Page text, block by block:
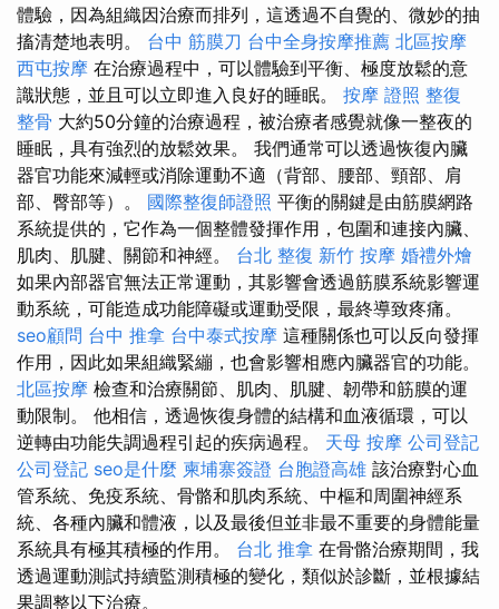
體驗，因為組織因治療而排列，這透過不自覺的、微妙的抽
搐清楚地表明。 台中 筋膜刀 台中全身按摩推薦 北區按摩
西屯按摩 在治療過程中，可以體驗到平衡、極度放鬆的意
識狀態，並且可以立即進入良好的睡眠。 按摩 證照 整復
整骨 大約50分鐘的治療過程，被治療者感覺就像一整夜的
睡眠，具有強烈的放鬆效果。 我們通常可以透過恢復內臟
器官功能來減輕或消除運動不適（背部、腰部、頸部、肩
部、臀部等）。 國際整復師證照 平衡的關鍵是由筋膜網路
系統提供的，它作為一個整體發揮作用，包圍和連接內臟、
肌肉、肌腱、關節和神經。 台北 整復 新竹 按摩 婚禮外燴
如果內部器官無法正常運動，其影響會透過筋膜系統影響運
動系統，可能造成功能障礙或運動受限，最終導致疼痛。
seo顧問 台中 推拿 台中泰式按摩 這種關係也可以反向發揮
作用，因此如果組織緊繃，也會影響相應內臟器官的功能。
北區按摩 檢查和治療關節、肌肉、肌腱、韌帶和筋膜的運
動限制。 他相信，透過恢復身體的結構和血液循環，可以
逆轉由功能失調過程引起的疾病過程。 天母 按摩 公司登記
公司登記 seo是什麼 柬埔寨簽證 台胞證高雄 該治療對心血
管系統、免疫系統、骨骼和肌肉系統、中樞和周圍神經系
統、各種內臟和體液，以及最後但並非最不重要的身體能量
系統具有極其積極的作用。 台北 推拿 在骨骼治療期間，我
透過運動測試持續監測積極的變化，類似於診斷，並根據結
果調整以下治療。